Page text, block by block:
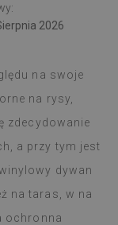
2026
na swoje
na rysy,
zdecydowanie
a przy tym jest
dywan
na taras, w na
ochronna